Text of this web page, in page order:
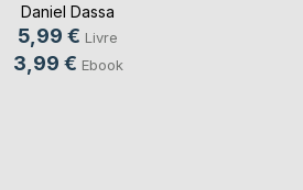
Daniel Dassa
5,99 € Livre
3,99 € Ebook